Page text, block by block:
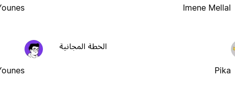
Imene Mellal
Pika
الخطة المجانية